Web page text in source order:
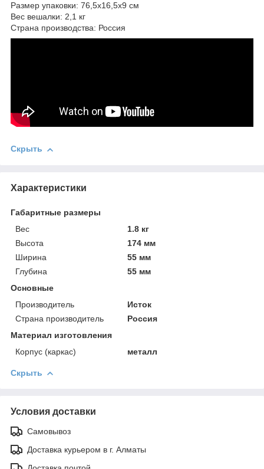
Размер упаковки: 76,5х16,5х9 см
Вес вешалки: 2,1 кг
Страна производства: Россия
Скрыть
Характеристики
Габаритные размеры
Вес
1.8 кг
Высота
174 мм
Ширина
55 мм
Глубина
55 мм
Основные
Производитель
Исток
Страна производитель
Россия
Материал изготовления
Корпус (каркас)
металл
Скрыть
Условия доставки
Самовывоз
Доставка курьером в г. Алматы